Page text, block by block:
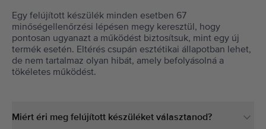
Egy felújított készülék minden esetben 67
minőségellenőrzési lépésen megy keresztül, hogy
pontosan ugyanazt a működést biztosítsuk, mint egy új
termék esetén. Eltérés csupán esztétikai állapotban lehet,
de nem tartalmaz olyan hibát, amely befolyásolná a
tökéletes működést.
Miért éri meg felújított készüléket választanod?